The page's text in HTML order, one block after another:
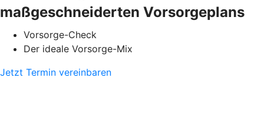
maßgeschneiderten Vorsorgeplans
Vorsorge-Check
Der ideale Vorsorge-Mix
Jetzt Termin vereinbaren